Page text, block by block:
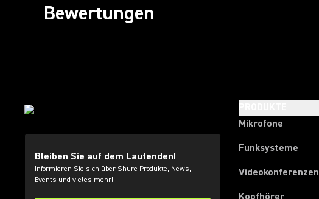
Bewertungen
Bleiben Sie auf dem Laufenden!
Informieren Sie sich über Shure Produkte, News,
Events und vieles mehr!
Mikrofone
Funksysteme
Videokonferenzen
Kopfhörer